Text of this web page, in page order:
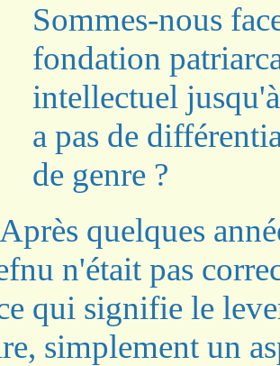
Sommes-nous
fondation
intellectuel
a pas de
de genre ?
quelques
n'était pas
qui signifie le
simplement un